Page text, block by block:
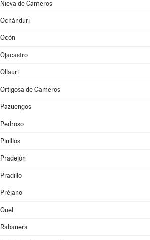
Nieva de Cameros
Ochánduri
Ocón
Ojacastro
Ollauri
Ortigosa de Cameros
Pazuengos
Pedroso
Pinillos
Pradejón
Pradillo
Préjano
Quel
Rabanera